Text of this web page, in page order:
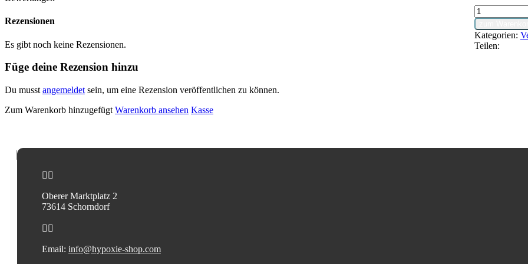
Bakterien-
und
Virenfilter
Menge
Kategorien:
Teilen:
Rezensionen
Es gibt noch keine Rezensionen.
Füge deine Rezension hinzu
Du musst angemeldet sein, um eine Rezension veröffentlichen zu können.
Zum Warenkorb hinzugefügt Warenkorb ansehen Kasse
 
Oberer Marktplatz 2
73614 Schorndorf
 
Email: info@hypoxie-shop.com